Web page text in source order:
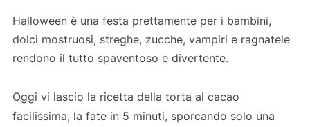
Halloween è una festa prettamente per i bambini,
dolci mostruosi, streghe, zucche, vampiri e ragnatele
rendono il tutto spaventoso e divertente.
Oggi vi lascio la ricetta della torta al cacao
facilissima, la fate in 5 minuti, sporcando solo una